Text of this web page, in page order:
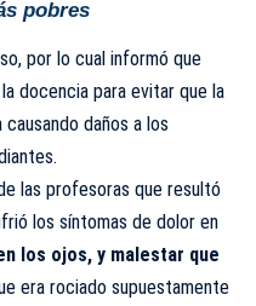
pobres
por lo cual informó que
docencia para evitar que la
daños a los
las profesoras que resultó
los síntomas de dolor en
los ojos, y malestar que
era rociado supuestamente